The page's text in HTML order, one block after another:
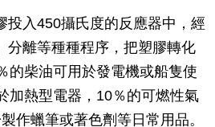
投入450攝氏度的反應器中，經
分離等種種程序，把塑膠轉化
的柴油可用於發電機或船隻使
加熱型電器，10％的可燃性氣
作蠟筆或著色劑等日常用品。